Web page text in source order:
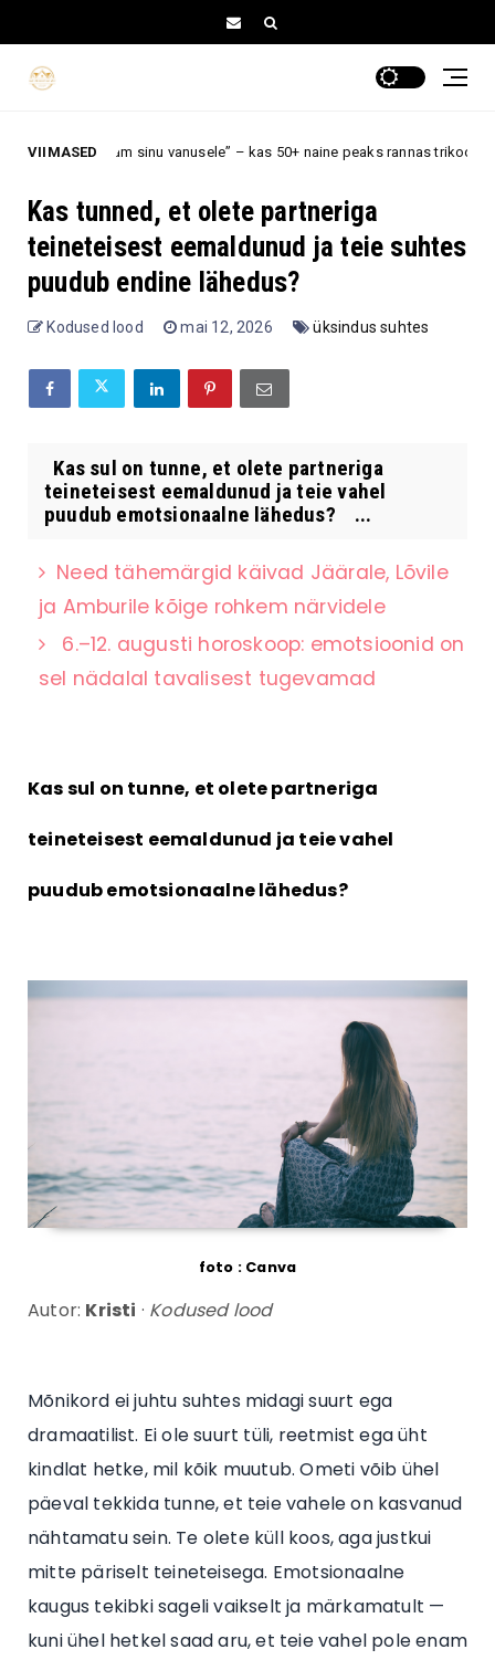
VIIMASED
sinu vanusele” – kas 50+ naine peaks rannas trikoo valima?
Kas tunned, et olete partneriga
teineteisest eemaldunud ja teie suhtes
puudub endine lähedus?
Kodused lood mai 12, 2026 üksindus suhtes
Kas sul on tunne, et olete partneriga
teineteisest eemaldunud ja teie vahel
puudub emotsionaalne lähedus? ...
Need tähemärgid käivad Jäärale, Lõvile
ja Amburile kõige rohkem närvidele
6.–12. augusti horoskoop: emotsioonid on
sel nädalal tavalisest tugevamad
Kas sul on tunne, et olete partneriga
teineteisest eemaldunud ja teie vahel
puudub emotsionaalne lähedus?
foto : Canva
Autor: Kristi · Kodused lood
Mõnikord ei juhtu suhtes midagi suurt ega
dramaatilist. Ei ole suurt tüli, reetmist ega üht
kindlat hetke, mil kõik muutub. Ometi võib ühel
päeval tekkida tunne, et teie vahele on kasvanud
nähtamatu sein. Te olete küll koos, aga justkui
mitte päriselt teineteisega. Emotsionaalne
kaugus tekibki sageli vaikselt ja märkamatult —
kuni ühel hetkel saad aru, et teie vahel pole enam